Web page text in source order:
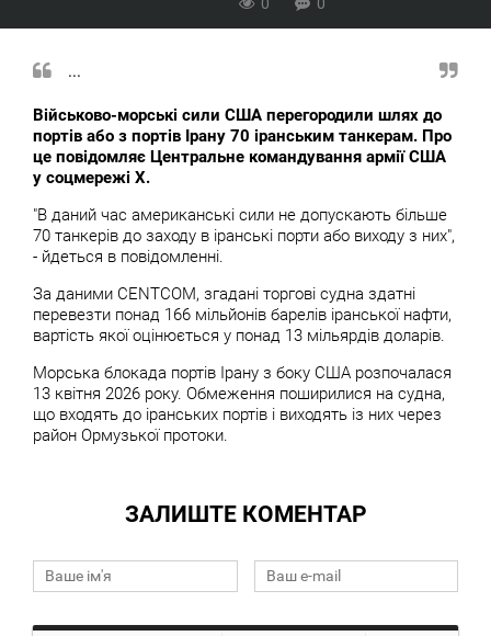
0 0
...
Військово-морські сили США перегородили шлях до
портів або з портів Ірану 70 іранським танкерам. Про
це повідомляє Центральне командування армії США
у соцмережі X.
"В даний час американські сили не допускають більше
70 танкерів до заходу в іранські порти або виходу з них",
- йдеться в повідомленні.
За даними CENTCOM, згадані торгові судна здатні
перевезти понад 166 мільйонів барелів іранської нафти,
вартість якої оцінюється у понад 13 мільярдів доларів.
Морська блокада портів Ірану з боку США розпочалася
13 квітня 2026 року. Обмеження поширилися на судна,
що входять до іранських портів і виходять із них через
район Ормузької протоки.
ЗАЛИШТЕ КОМЕНТАР